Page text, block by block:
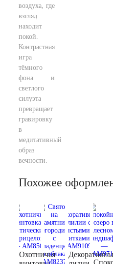
воздуха, где
взгляд
находит
покой.
Контрастная
игра
тёмного
фона и
светлого
силуэта
превращает
гравировку
в
медитативный
образ
вечности.
Похожее
Охотничья